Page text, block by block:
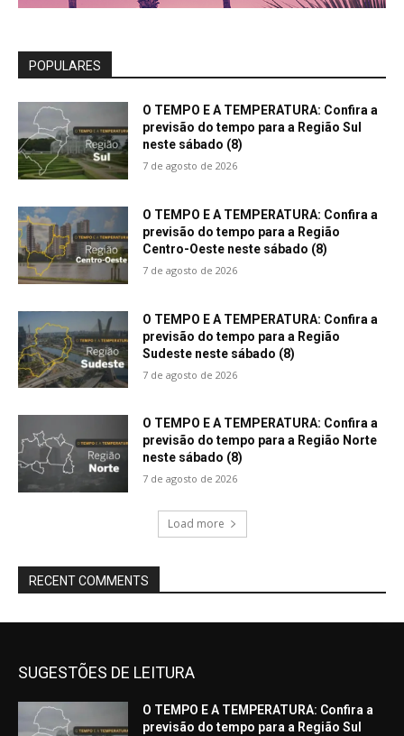
POPULARES
O TEMPO E A TEMPERATURA: Confira a
previsão do tempo para a Região Sul
neste sábado (8)
7 de agosto de 2026
O TEMPO E A TEMPERATURA: Confira a
previsão do tempo para a Região
Centro-Oeste neste sábado (8)
7 de agosto de 2026
O TEMPO E A TEMPERATURA: Confira a
previsão do tempo para a Região
Sudeste neste sábado (8)
7 de agosto de 2026
O TEMPO E A TEMPERATURA: Confira a
previsão do tempo para a Região Norte
neste sábado (8)
7 de agosto de 2026
Load more
RECENT COMMENTS
SUGESTÕES DE LEITURA
O TEMPO E A TEMPERATURA: Confira a
previsão do tempo para a Região Sul